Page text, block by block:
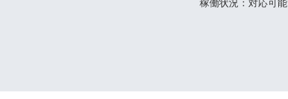
稼働状況：対応可能